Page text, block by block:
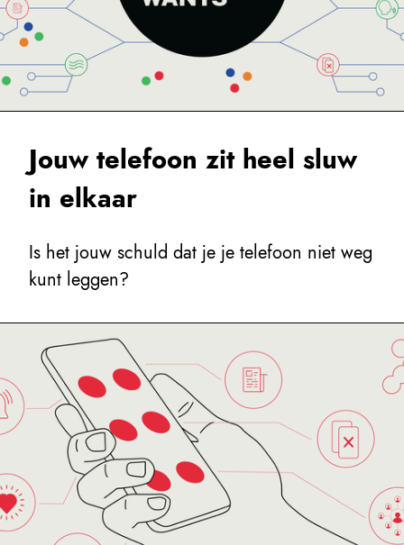
Jouw telefoon zit heel sluw
in elkaar
Is het jouw schuld dat je je telefoon niet weg
kunt leggen?